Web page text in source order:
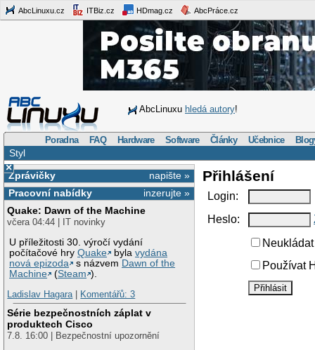
AbcLinuxu.cz ITBiz.cz HDmag.cz AbcPráce.cz
AbcLinuxu hledá autory!
Poradna FAQ Hardware Software Články Učebnice
Styl
×
napište »
Zprávičky
inzerujte »
Pracovní nabídky
Quake: Dawn of the Machine
včera 04:44 | IT novinky
U příležitosti 30. výročí vydání
počítačové hryQuake bylavydána
nová epizoda
s názvem Dawn of the
Machine
(Steam ).
Ladislav Hagara| Komentářů: 3
Série bezpečnostních záplat v
produktech Cisco
7.8. 16:00 | Bezpečnostní upozornění
Přihlášení
Login:
Heslo:
Používat